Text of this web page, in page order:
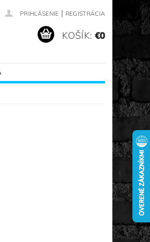
PRIHLÁSENIE | REGISTRÁCIA
KOŠÍK: €0